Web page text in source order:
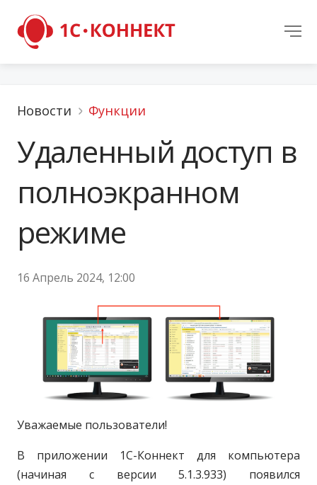
Новости Функции
Удаленный доступ в
полноэкранном
режиме
16 Апрель 2024, 12:00
Уважаемые пользователи!
В приложении 1С-Коннект для компьютера
(начиная с версии 5.1.3.933) появился